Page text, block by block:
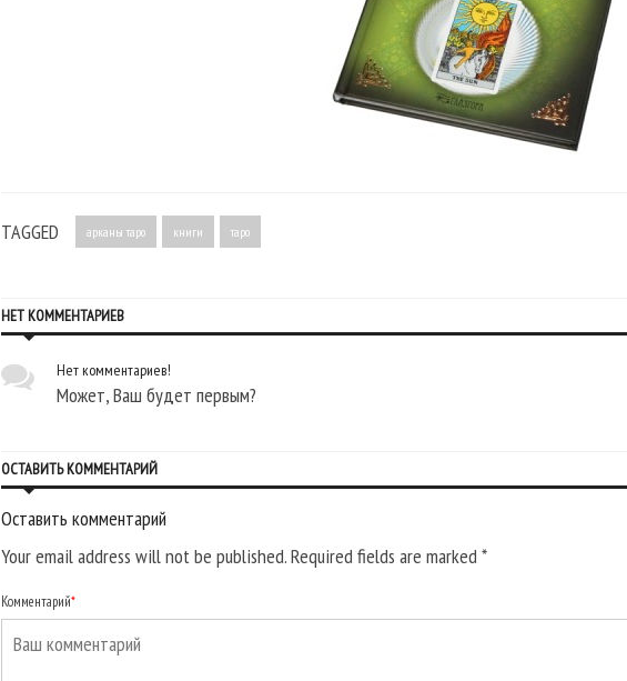
TAGGED арканы таро книги таро
НЕТ КОММЕНТАРИЕВ
Нет комментариев!
Может, Ваш будет первым?
ОСТАВИТЬ КОММЕНТАРИЙ
Оставить комментарий
Your email address will not be published. Required fields are marked*
Комментарий*